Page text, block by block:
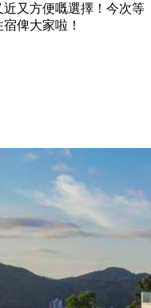
又方便嘅選擇！今次等
俾大家啦！